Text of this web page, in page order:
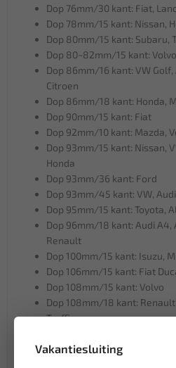
Vakantiesluiting
Dop 76mm/30 kant: Fiat,
Dop 78mm/15 kant: Nissan,
Dop 80mm/15 kant: Subaru,
Dop 80~82mm/15 kant: Volvo
Dop 86mm/16 kant: VW Golf,
Citroen
Dop 86mm/18 kant: Honda,
Dop 90mm/15 kant: Fiat
Dop 92mm/10 kant: Mazda,
Dop 93mm/15 kant: Nissan,
Honda
Dop 93mm/36 kant: Ford
Dop 93mm/45 kant: VW, Audi
Dop 95mm/15 kant: Toyota,
Dop 96mm/18 kant: Audi A4,
Renault
Dop 100mm/15 kant: Isuzu,
Dop 106mm/15 kant: Fiat
Dop 108mm/15 kant: Volvo
Dop 108mm/18 kant:
Traffic